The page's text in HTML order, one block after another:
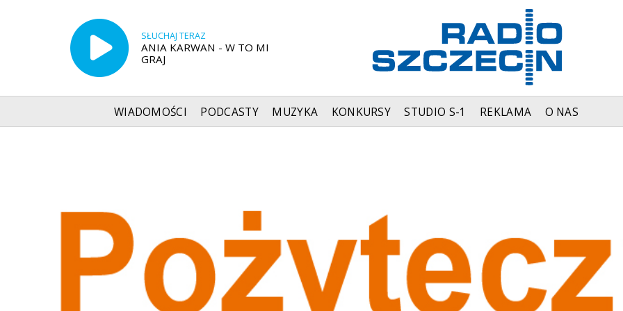
SŁUCHAJ TERAZ
ANIA KARWAN - W TO MI
GRAJ
WIADOMOŚCI PODCASTY MUZYKA KONKURSY STUDIO S-1 REKLAMA O NAS